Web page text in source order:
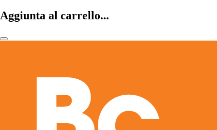
Aggiunta al carrello...